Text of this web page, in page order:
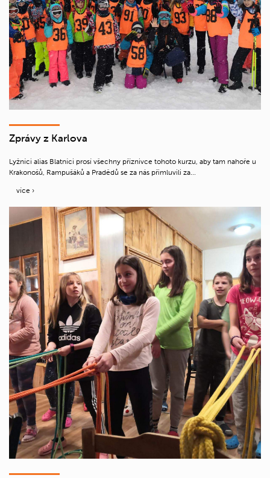
Zprávy z Karlova
Lyžníci alias Blatníci prosí všechny příznivce tohoto kurzu, aby tam nahoře u
Krakonošů, Rampušáků a Pradědů se za nás přimluvili za...
více ›